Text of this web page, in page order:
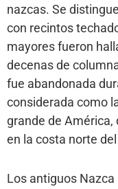
nazcas. Se
con recintos
mayores fueron
decenas de
fue abandonada
considerada como
grande de América,
en la costa norte
Los antiguos